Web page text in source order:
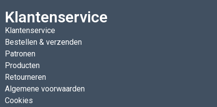
Klantenservice
Klantenservice
Bestellen & verzenden
Patronen
Producten
Retourneren
Algemene voorwaarden
Cookies